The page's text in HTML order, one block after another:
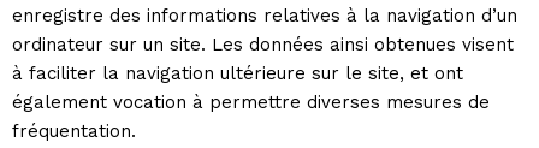
enregistre des informations relatives à la navigation d’un
ordinateur sur un site. Les données ainsi obtenues visent
à faciliter la navigation ultérieure sur le site, et ont
également vocation à permettre diverses mesures de
fréquentation.